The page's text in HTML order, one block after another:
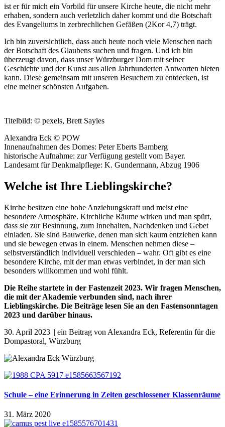
ist er für mich ein Vorbild für unsere Kirche heute, die nicht mehr
erhaben, sondern auch verletzlich daher kommt und die Botschaft
des Evangeliums in zerbrechlichen Gefäßen (2Kor 4,7) trägt.
Ich bin zuversichtlich, dass auch heute noch viele Menschen nach
der Botschaft des Glaubens suchen und fragen. Und ich bin
überzeugt davon, dass unser Würzburger Dom mit seiner
Geschichte und der Kunst aus allen Jahrhunderten Antworten bieten
kann. Diese gemeinsam mit unseren Besuchern zu entdecken, ist
eine meiner schönsten Aufgaben.
Titelbild: © pexels, Brett Sayles
Alexandra Eck © POW
Innenaufnahmen des Domes: Peter Eberts Bamberg
historische Aufnahme: zur Verfügung gestellt vom Bayer.
Landesamt für Denkmalpflege: K. Gundermann, Abzug 1906
Welche ist Ihre Lieblingskirche?
Kirche besitzen eine hohe Anziehungskraft und meist eine
besondere Atmosphäre. Kirchliche Räume wirken und man spürt,
dass sie zur Besinnung, zum Innehalten, Nachdenken und Gebet
einladen. Sie sind Bauwerke, denen man sich kaum entziehen kann
und sie bewegen etwas in einem. Menschen nehmen diese –
selbstverständlich individuell verschieden – wahr. Oft gibt es eine
besondere Kirche, mit der man etwas verbindet, in der man sich
besonders willkommen und wohl fühlt.
Die Reihe startete in der Fastenzeit 2023. Wir fragen Menschen,
die mit der Akademie verbunden sind, nach ihrer
Lieblingskirche. Die Beiträge lesen Sie an den Fastensonntagen
2023 und darüber hinaus.
30. April 2023 || ein Beitrag von Alexandra Eck, Referentin für die
Dompastoral, Würzburg
Schule – eine Erinnerung in Zeiten geschlossener Klassenräume
31. März 2020